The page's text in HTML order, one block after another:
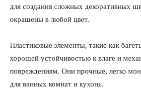
для создания сложных декоративных
окрашены в любой цвет.
Пластиковые элементы, такие как
хорошей устойчивостью к влаге и
повреждениям. Они прочные, легко
для ванных комнат и кухонь.